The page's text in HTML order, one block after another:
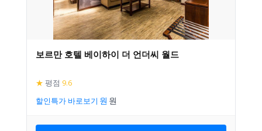
보르만 호텔 베이하이 더 언더씨 월드
★ 평점 9.6
할인특가 바로보기